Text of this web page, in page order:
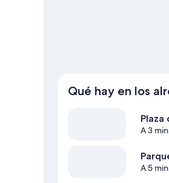
Qué hay en los
Plaza
A 3
A 5